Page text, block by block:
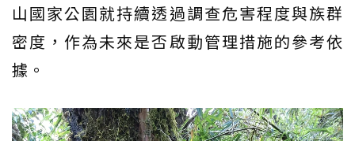
山國家公園就持續透過調查危害程度與族群
密度，作為未來是否啟動管理措施的參考依
據。